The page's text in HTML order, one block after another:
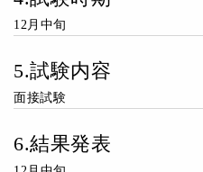
12月中旬
5.試験内容
面接試験
6.結果発表